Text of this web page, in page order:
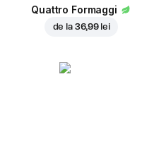
Quattro Formaggi
de la 36,99 lei